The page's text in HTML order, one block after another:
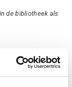
de bibliotheek als
de